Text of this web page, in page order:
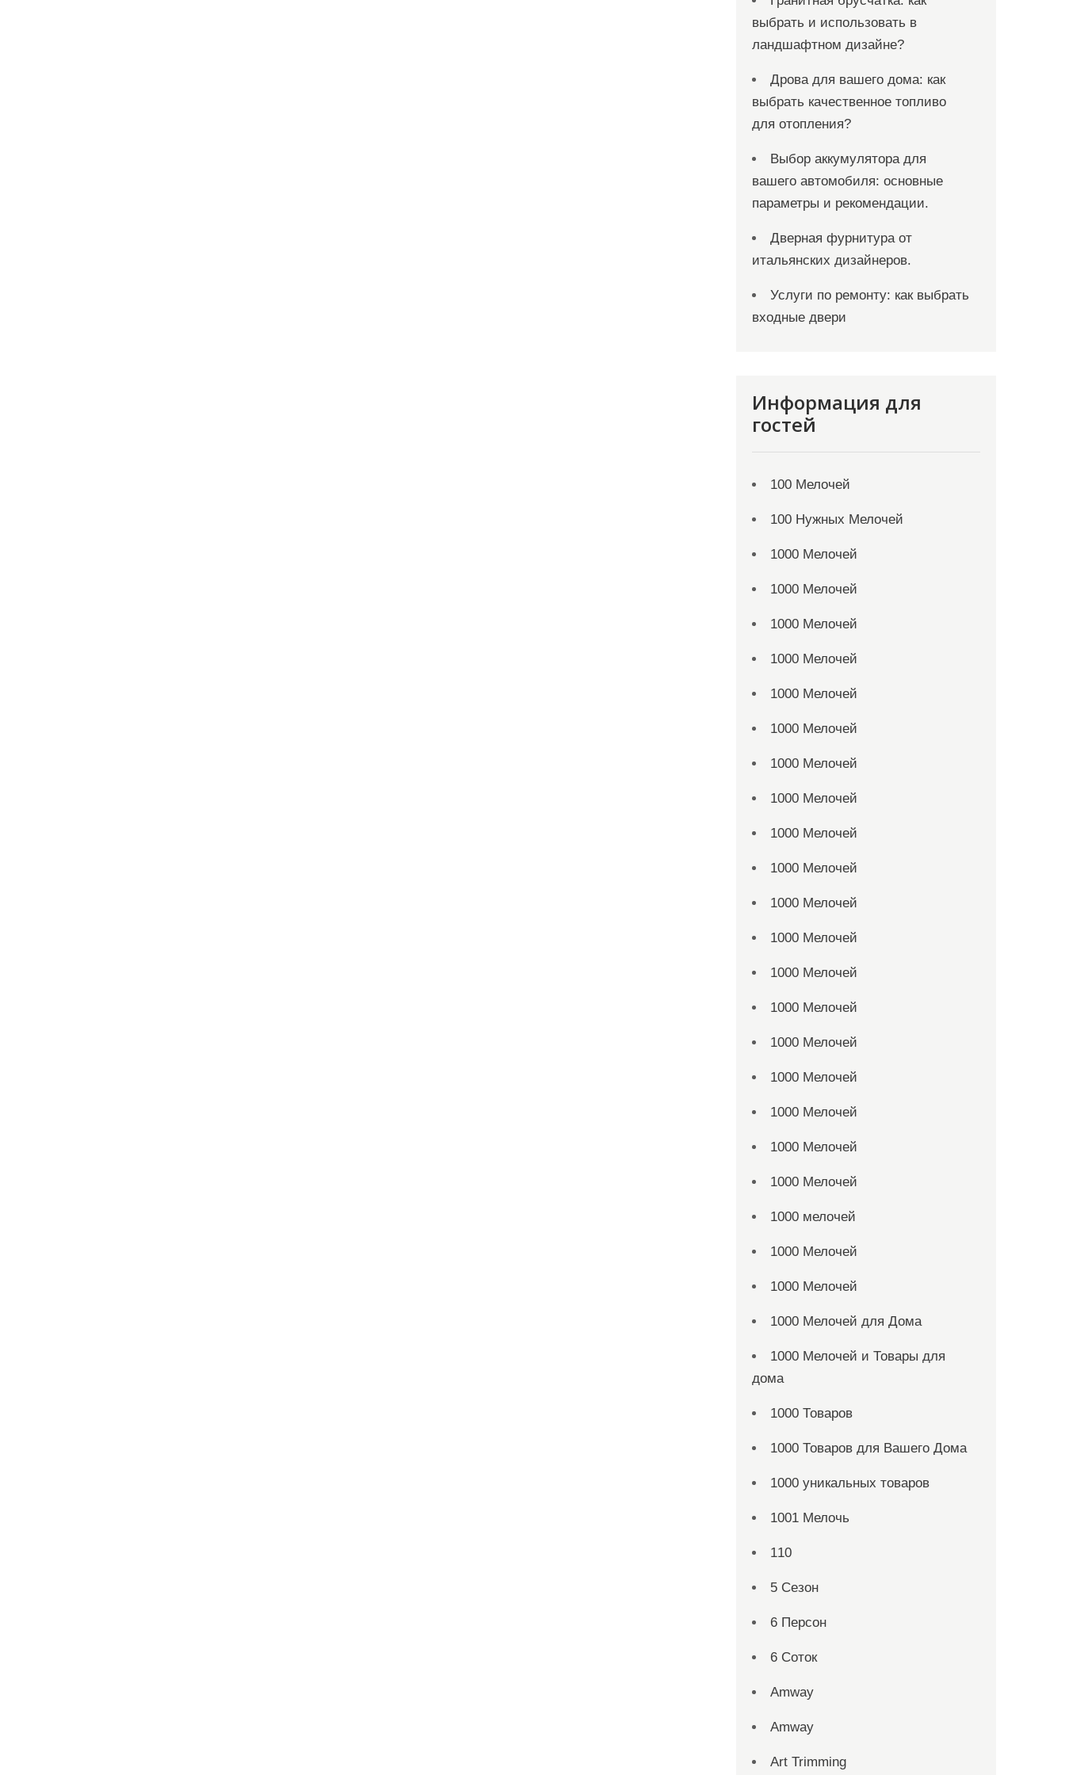
выбрать и использовать в
ландшафтном дизайне?
Дрова для вашего дома: как
выбрать качественное топливо
для отопления?
Выбор аккумулятора для
вашего автомобиля: основные
параметры и рекомендации.
Дверная фурнитура от
итальянских дизайнеров.
Услуги по ремонту: как выбрать
входные двери
Информация для
гостей
100 Мелочей
100 Нужных Мелочей
1000 Мелочей
1000 Мелочей
1000 Мелочей
1000 Мелочей
1000 Мелочей
1000 Мелочей
1000 Мелочей
1000 Мелочей
1000 Мелочей
1000 Мелочей
1000 Мелочей
1000 Мелочей
1000 Мелочей
1000 Мелочей
1000 Мелочей
1000 Мелочей
1000 Мелочей
1000 Мелочей
1000 Мелочей
1000 мелочей
1000 Мелочей
1000 Мелочей
1000 Мелочей для Дома
1000 Мелочей и Товары для
дома
1000 Товаров
1000 Товаров для Вашего Дома
1000 уникальных товаров
1001 Мелочь
110
5 Сезон
6 Персон
6 Соток
Amway
Amway
Art Trimming